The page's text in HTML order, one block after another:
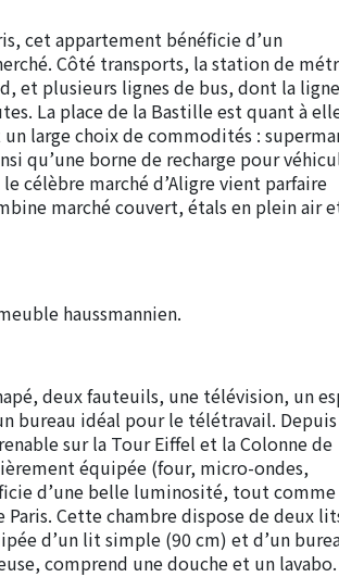
cet appartement bénéficie d’un
Côté transports, la station de
et plusieurs lignes de bus, dont la
La place de la Bastille est quant à
large choix de commodités :
qu’une borne de recharge pour
célèbre marché d’Aligre vient parfaire
marché couvert, étals en plein air
haussmannien.
deux fauteuils, une télévision, un
bureau idéal pour le télétravail.
sur la Tour Eiffel et la Colonne de
équipée (four, micro-ondes,
d’une belle luminosité, tout comme
Cette chambre dispose de deux
d’un lit simple (90 cm) et d’un
comprend une douche et un lavabo.